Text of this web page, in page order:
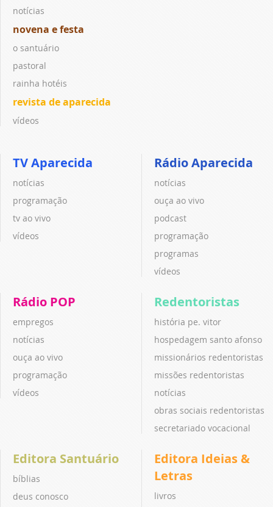
notícias
novena e festa
o santuário
pastoral
rainha hotéis
revista de aparecida
vídeos
TV Aparecida
notícias
programação
tv ao vivo
vídeos
Rádio Aparecida
notícias
ouça ao vivo
podcast
programação
programas
vídeos
Rádio POP
empregos
notícias
ouça ao vivo
programação
vídeos
Redentoristas
história pe. vitor
hospedagem santo afonso
missionários redentoristas
missões redentoristas
notícias
obras sociais redentoristas
secretariado vocacional
Editora Santuário
bíblias
deus conosco
Editora Ideias &
Letras
livros